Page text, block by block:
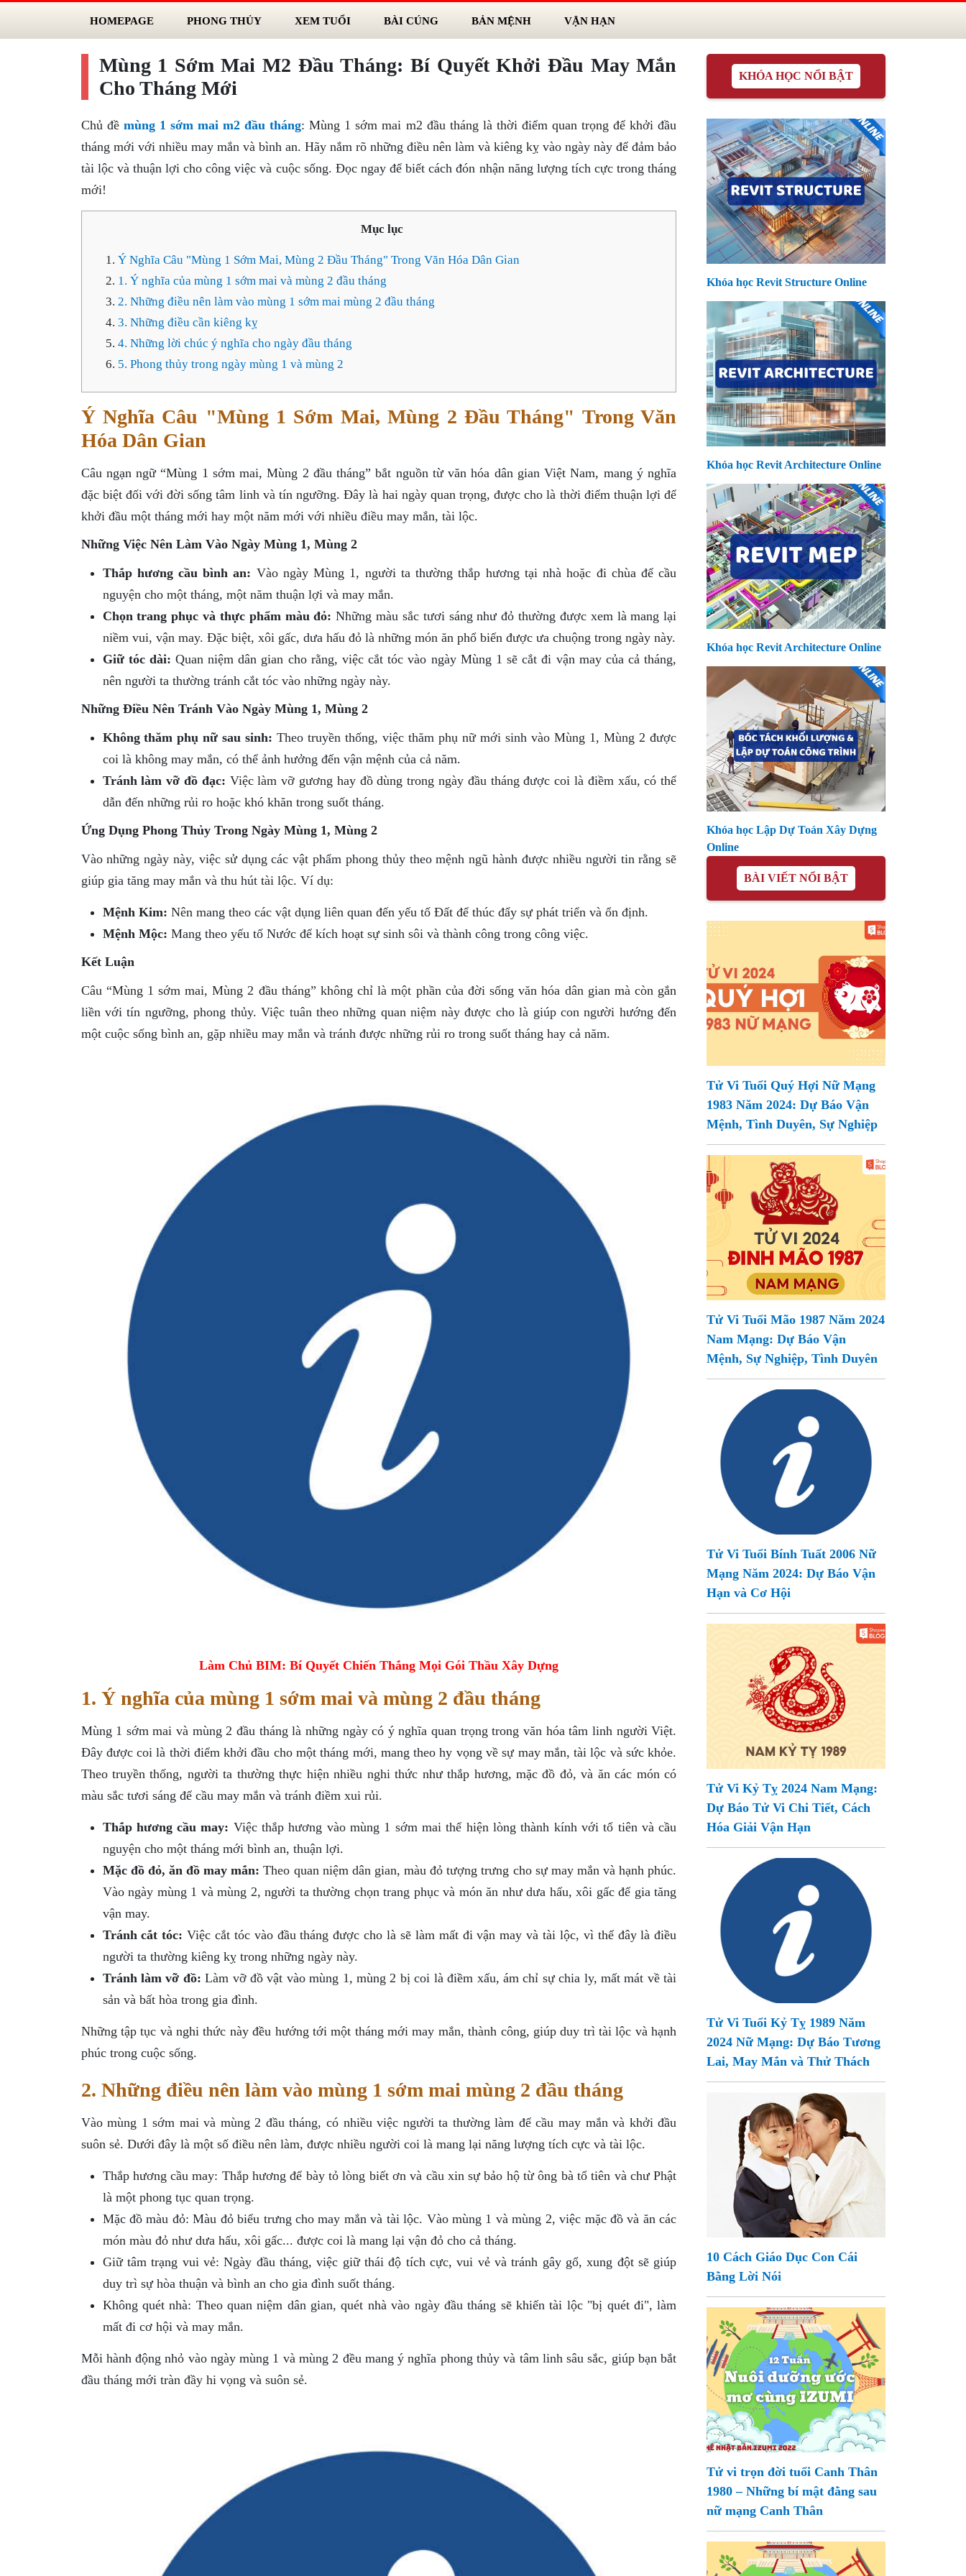
HOMEPAGE PHONG THỦY XEM TUỔI BÀI CÚNG BẢN MỆNH VẬN HẠN
Mùng 1 Sớm Mai M2 Đầu Tháng: Bí Quyết Khởi Đầu May Mắn
Cho Tháng Mới
Chủ đề mùng 1 sớm mai m2 đầu tháng: Mùng 1 sớm mai m2 đầu tháng là thời điểm quan trọng để khởi đầu
tháng mới với nhiều may mắn và bình an. Hãy nắm rõ những điều nên làm và kiêng kỵ vào ngày này để đảm bảo
tài lộc và thuận lợi cho công việc và cuộc sống. Đọc ngay để biết cách đón nhận năng lượng tích cực trong tháng
mới!
Mục lục
Ý Nghĩa Câu "Mùng 1 Sớm Mai, Mùng 2 Đầu Tháng" Trong Văn Hóa Dân Gian
1. Ý nghĩa của mùng 1 sớm mai và mùng 2 đầu tháng
2. Những điều nên làm vào mùng 1 sớm mai mùng 2 đầu tháng
3. Những điều cần kiêng kỵ
4. Những lời chúc ý nghĩa cho ngày đầu tháng
5. Phong thủy trong ngày mùng 1 và mùng 2
Ý Nghĩa Câu "Mùng 1 Sớm Mai, Mùng 2 Đầu Tháng" Trong Văn
Hóa Dân Gian
Câu ngạn ngữ “Mùng 1 sớm mai, Mùng 2 đầu tháng” bắt nguồn từ văn hóa dân gian Việt Nam, mang ý nghĩa
đặc biệt đối với đời sống tâm linh và tín ngưỡng. Đây là hai ngày quan trọng, được cho là thời điểm thuận lợi để
khởi đầu một tháng mới hay một năm mới với nhiều điều may mắn, tài lộc.
Những Việc Nên Làm Vào Ngày Mùng 1, Mùng 2
Thắp hương cầu bình an: Vào ngày Mùng 1, người ta thường thắp hương tại nhà hoặc đi chùa để cầu
nguyện cho một tháng, một năm thuận lợi và may mắn.
Chọn trang phục và thực phẩm màu đỏ: Những màu sắc tươi sáng như đỏ thường được xem là mang lại
niềm vui, vận may. Đặc biệt, xôi gấc, dưa hấu đỏ là những món ăn phổ biến được ưa chuộng trong ngày này.
Giữ tóc dài: Quan niệm dân gian cho rằng, việc cắt tóc vào ngày Mùng 1 sẽ cắt đi vận may của cả tháng,
nên người ta thường tránh cắt tóc vào những ngày này.
Những Điều Nên Tránh Vào Ngày Mùng 1, Mùng 2
Không thăm phụ nữ sau sinh: Theo truyền thống, việc thăm phụ nữ mới sinh vào Mùng 1, Mùng 2 được
coi là không may mắn, có thể ảnh hưởng đến vận mệnh của cả năm.
Tránh làm vỡ đồ đạc: Việc làm vỡ gương hay đồ dùng trong ngày đầu tháng được coi là điềm xấu, có thể
dẫn đến những rủi ro hoặc khó khăn trong suốt tháng.
Ứng Dụng Phong Thủy Trong Ngày Mùng 1, Mùng 2
Vào những ngày này, việc sử dụng các vật phẩm phong thủy theo mệnh ngũ hành được nhiều người tin rằng sẽ
giúp gia tăng may mắn và thu hút tài lộc. Ví dụ:
Mệnh Kim: Nên mang theo các vật dụng liên quan đến yếu tố Đất để thúc đẩy sự phát triển và ổn định.
Mệnh Mộc: Mang theo yếu tố Nước để kích hoạt sự sinh sôi và thành công trong công việc.
Kết Luận
Câu “Mùng 1 sớm mai, Mùng 2 đầu tháng” không chỉ là một phần của đời sống văn hóa dân gian mà còn gắn
liền với tín ngưỡng, phong thủy. Việc tuân theo những quan niệm này được cho là giúp con người hướng đến
một cuộc sống bình an, gặp nhiều may mắn và tránh được những rủi ro trong suốt tháng hay cả năm.
Làm Chủ BIM: Bí Quyết Chiến Thắng Mọi Gói Thầu Xây Dựng
1. Ý nghĩa của mùng 1 sớm mai và mùng 2 đầu tháng
Mùng 1 sớm mai và mùng 2 đầu tháng là những ngày có ý nghĩa quan trọng trong văn hóa tâm linh người Việt.
Đây được coi là thời điểm khởi đầu cho một tháng mới, mang theo hy vọng về sự may mắn, tài lộc và sức khỏe.
Theo truyền thống, người ta thường thực hiện nhiều nghi thức như thắp hương, mặc đồ đỏ, và ăn các món có
màu sắc tươi sáng để cầu may mắn và tránh điềm xui rủi.
Thắp hương cầu may: Việc thắp hương vào mùng 1 sớm mai thể hiện lòng thành kính với tổ tiên và cầu
nguyện cho một tháng mới bình an, thuận lợi.
Mặc đồ đỏ, ăn đồ may mắn: Theo quan niệm dân gian, màu đỏ tượng trưng cho sự may mắn và hạnh phúc.
Vào ngày mùng 1 và mùng 2, người ta thường chọn trang phục và món ăn như dưa hấu, xôi gấc để gia tăng
vận may.
Tránh cắt tóc: Việc cắt tóc vào đầu tháng được cho là sẽ làm mất đi vận may và tài lộc, vì thế đây là điều
người ta thường kiêng kỵ trong những ngày này.
Tránh làm vỡ đồ: Làm vỡ đồ vật vào mùng 1, mùng 2 bị coi là điềm xấu, ám chỉ sự chia ly, mất mát về tài
sản và bất hòa trong gia đình.
Những tập tục và nghi thức này đều hướng tới một tháng mới may mắn, thành công, giúp duy trì tài lộc và hạnh
phúc trong cuộc sống.
2. Những điều nên làm vào mùng 1 sớm mai mùng 2 đầu tháng
Vào mùng 1 sớm mai và mùng 2 đầu tháng, có nhiều việc người ta thường làm để cầu may mắn và khởi đầu
suôn sẻ. Dưới đây là một số điều nên làm, được nhiều người coi là mang lại năng lượng tích cực và tài lộc.
Thắp hương cầu may: Thắp hương để bày tỏ lòng biết ơn và cầu xin sự bảo hộ từ ông bà tổ tiên và chư Phật
là một phong tục quan trọng.
Mặc đồ màu đỏ: Màu đỏ biểu trưng cho may mắn và tài lộc. Vào mùng 1 và mùng 2, việc mặc đồ và ăn các
món màu đỏ như dưa hấu, xôi gấc... được coi là mang lại vận đỏ cho cả tháng.
Giữ tâm trạng vui vẻ: Ngày đầu tháng, việc giữ thái độ tích cực, vui vẻ và tránh gây gổ, xung đột sẽ giúp
duy trì sự hòa thuận và bình an cho gia đình suốt tháng.
Không quét nhà: Theo quan niệm dân gian, quét nhà vào ngày đầu tháng sẽ khiến tài lộc "bị quét đi", làm
mất đi cơ hội và may mắn.
Mỗi hành động nhỏ vào ngày mùng 1 và mùng 2 đều mang ý nghĩa phong thủy và tâm linh sâu sắc, giúp bạn bắt
đầu tháng mới tràn đầy hi vọng và suôn sẻ.
KHÓA HỌC NỔI BẬT
Khóa học Revit Structure Online
Khóa học Revit Architecture Online
Khóa học Revit Architecture Online
Khóa học Lập Dự Toán Xây Dựng
Online
BÀI VIẾT NỔI BẬT
Tử Vi Tuổi Quý Hợi Nữ Mạng
1983 Năm 2024: Dự Báo Vận
Mệnh, Tình Duyên, Sự Nghiệp
Tử Vi Tuổi Mão 1987 Năm 2024
Nam Mạng: Dự Báo Vận
Mệnh, Sự Nghiệp, Tình Duyên
Tử Vi Tuổi Bính Tuất 2006 Nữ
Mạng Năm 2024: Dự Báo Vận
Hạn và Cơ Hội
Tử Vi Kỷ Tỵ 2024 Nam Mạng:
Dự Báo Tử Vi Chi Tiết, Cách
Hóa Giải Vận Hạn
Tử Vi Tuổi Kỷ Tỵ 1989 Năm
2024 Nữ Mạng: Dự Báo Tương
Lai, May Mắn và Thử Thách
10 Cách Giáo Dục Con Cái
Bằng Lời Nói
Tử vi trọn đời tuổi Canh Thân
1980 – Những bí mật đằng sau
nữ mạng Canh Thân